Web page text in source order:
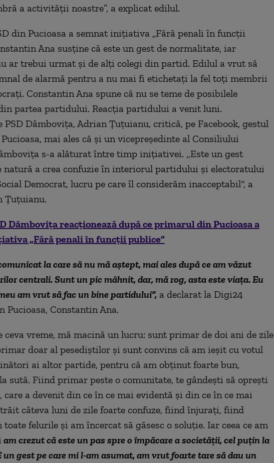
a activității noastre”, a explicat edilul.
din Pucioasa a semnat iniţiativa „Fără penali în funcţii
Ana susţine că este un gest de normalitate, iar
ar trebui urmat şi de alţi colegi din partid. Edilul a vrut să
de alarmă pentru a nu mai fi etichetaţi la fel toţi membrii
Constantin Ana spune că nu se teme de posibilele
partea partidului. Reacţia partidului a venit luni.
PSD Dâmboviţa, Adrian Ţuţuianu, critică, pe Facebook, gestul
mai ales că şi un vicepreşedinte al Consiliului
s-a alăturat între timp iniţiativei. ,,Este un gest
natură a crea confuzie în interiorul partidului şi electoratului
Democrat, lucru pe care îl considerăm inacceptabil", a
Ţuţuianu.
Dâmbovița reacționează după ce primarul din Pucioasa a
„Fără penali în funcții publice”
la care să nu mă aștept, mai ales după ce am văzut
centrali. Sunt un pic mâhnit, dar, mă rog, asta este viața. Eu
am vrut să fac un bine partidului”,a declarat la Digi24
Pucioasa, Constantin Ana.
ceva vreme, mă macină un lucru: sunt primar de doi ani de zile
doar al pesediștilor și sunt convins că am ieșit cu votul
ai altor partide, pentru că am obținut foarte bun,
sută. Fiind primar peste o comunitate, te gândești să oprești
care a devenit din ce în ce mai evidentă și din ce în ce mai
câteva luni de zile foarte confuze, fiind înjurați, fiind
felurile și am încercat să găsesc o soluție. Iar ceea ce am
am crezut că este un pas spre o împăcare a societății, cel puțin la
un gest pe care mi l-am asumat, am vrut foarte tare să dau un